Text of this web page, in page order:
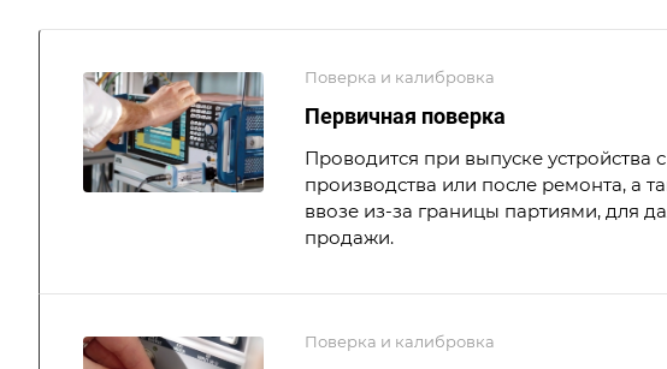
Поверка и калибровка
Первичная поверка
Проводится при выпуске устройства с
производства или после ремонта, а
ввозе из-за границы партиями, для
продажи.
Поверка и калибровка